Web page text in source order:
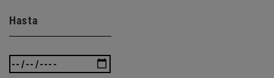
Hasta